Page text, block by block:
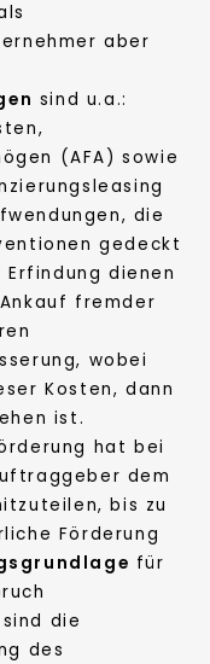
aber
sind u.a.:
(AFA) sowie
die
gedeckt
dienen
fremder
wobei
Kosten, dann
ist.
hat bei
dem
bis zu
Förderung
für
sind die
des